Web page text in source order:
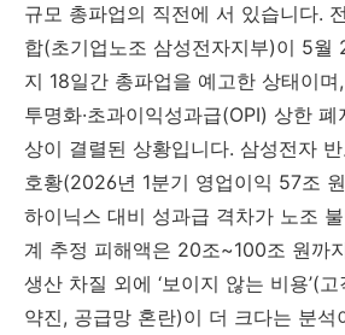
규모 총파업의 직전에 서 있습니다.
합(초기업노조 삼성전자지부)이 5월
지 18일간 총파업을 예고한 상태이
투명화·초과이익성과급(OPI) 상한
상이 결렬된 상황입니다. 삼성전자
호황(2026년 1분기 영업이익 57조
하이닉스 대비 성과급 격차가 노조
계 추정 피해액은 20조~100조 원까
생산 차질 외에 ‘보이지 않는 비용’(
약진, 공급망 혼란)이 더 크다는 분석